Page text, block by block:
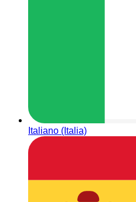
Italiano (Italia)